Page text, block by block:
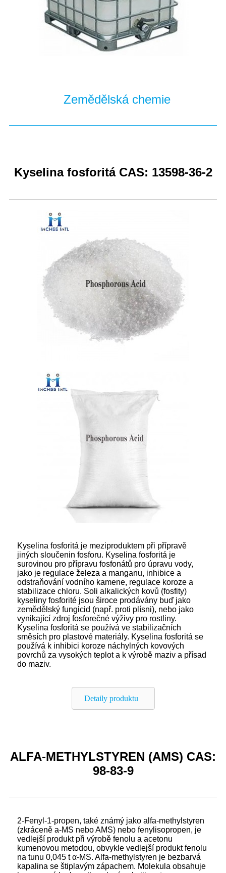
Zemědělská chemie
Kyselina fosforitá CAS: 13598-36-2
Kyselina fosforitá je meziproduktem při přípravě
jiných sloučenin fosforu. Kyselina fosforitá je
surovinou pro přípravu fosfonátů pro úpravu vody,
jako je regulace železa a manganu, inhibice a
odstraňování vodního kamene, regulace koroze a
stabilizace chloru. Soli alkalických kovů (fosfity)
kyseliny fosforité jsou široce prodávány buď jako
zemědělský fungicid (např. proti plísni), nebo jako
vynikající zdroj fosforečné výživy pro rostliny.
Kyselina fosforitá se používá ve stabilizačních
směsích pro plastové materiály. Kyselina fosforitá se
používá k inhibici koroze náchylných kovových
povrchů za vysokých teplot a k výrobě maziv a přísad
do maziv.
Detaily produktu
ALFA-METHYLSTYREN (AMS) CAS:
98-83-9
2-Fenyl-1-propen, také známý jako alfa-methylstyren
(zkráceně a-MS nebo AMS) nebo fenylisopropen, je
vedlejší produkt při výrobě fenolu a acetonu
kumenovou metodou, obvykle vedlejší produkt fenolu
na tunu 0,045 t α-MS. Alfa-methylstyren je bezbarvá
kapalina se štiplavým zápachem. Molekula obsahuje